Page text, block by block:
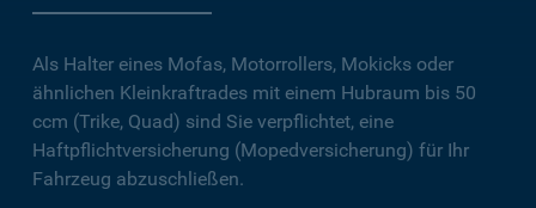
Als Halter eines Mofas, Motorrollers, Mokicks oder
ähnlichen Kleinkraftrades mit einem Hubraum bis 50
ccm (Trike, Quad) sind Sie verpflichtet, eine
Haftpflichtversicherung (Mopedversicherung) für Ihr
Fahrzeug abzuschließen.